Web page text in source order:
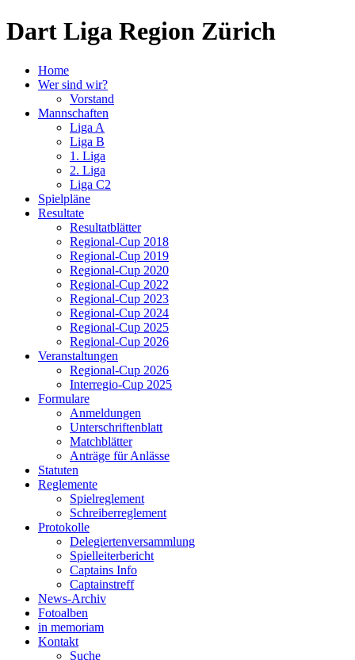
Dart Liga Region Zürich
Home
Wer sind wir?
Vorstand
Mannschaften
Liga A
Liga B
1. Liga
2. Liga
Liga C2
Spielpläne
Resultate
Resultatblätter
Regional-Cup 2018
Regional-Cup 2019
Regional-Cup 2020
Regional-Cup 2022
Regional-Cup 2023
Regional-Cup 2024
Regional-Cup 2025
Regional-Cup 2026
Veranstaltungen
Regional-Cup 2026
Interregio-Cup 2025
Formulare
Anmeldungen
Unterschriftenblatt
Matchblätter
Anträge für Anlässe
Statuten
Reglemente
Spielreglement
Schreiberreglement
Protokolle
Delegiertenversammlung
Spielleiterbericht
Captains Info
Captainstreff
News-Archiv
Fotoalben
in memoriam
Kontakt
Suche